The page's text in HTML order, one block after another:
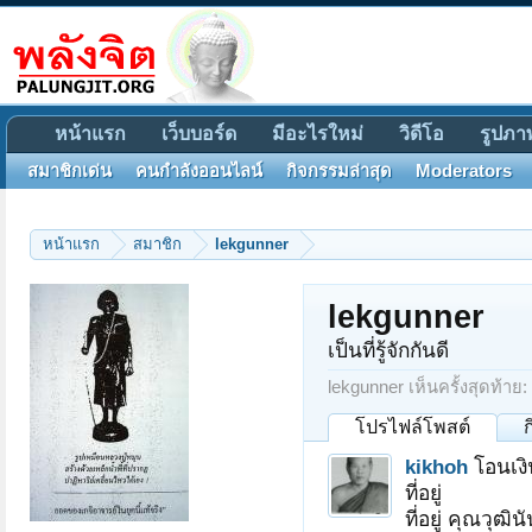
หน้าแรก สมาชิก lekgunner
lekgunner
เป็นที่รู้จักกันดี
lekgunner เห็นครั้งสุดท้าย:
โปรไฟล์โพสต์
kikhoh โอนเ
ที่อยู่
ที่อยู่ คุณวุฒินั
หน้าแรก เว็บบอร์ด มีอะไรใหม่ วิดีโอ รูปภา
สมาชิกเด่น คนกำลังออนไลน์ กิจกรรมล่าสุด Moderators